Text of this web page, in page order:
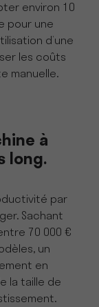
environ 10
pour une
d’une
les coûts
manuelle.
à
long.
par
Sachant
70 000 €
un
en
la taille de